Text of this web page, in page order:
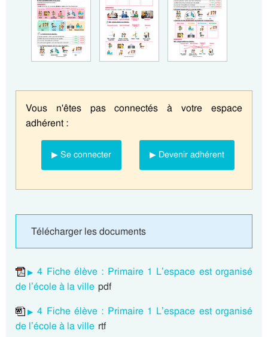
Vous n'êtes pas connectés à votre espace
adhérent :
▶ Se connecter ▶ Devenir adhérent
Télécharger les documents
4 Fiche élève : Primaire 1 L’espace est organisé
de l’école à la ville pdf
4 Fiche élève : Primaire 1 L’espace est organisé
de l’école à la ville rtf